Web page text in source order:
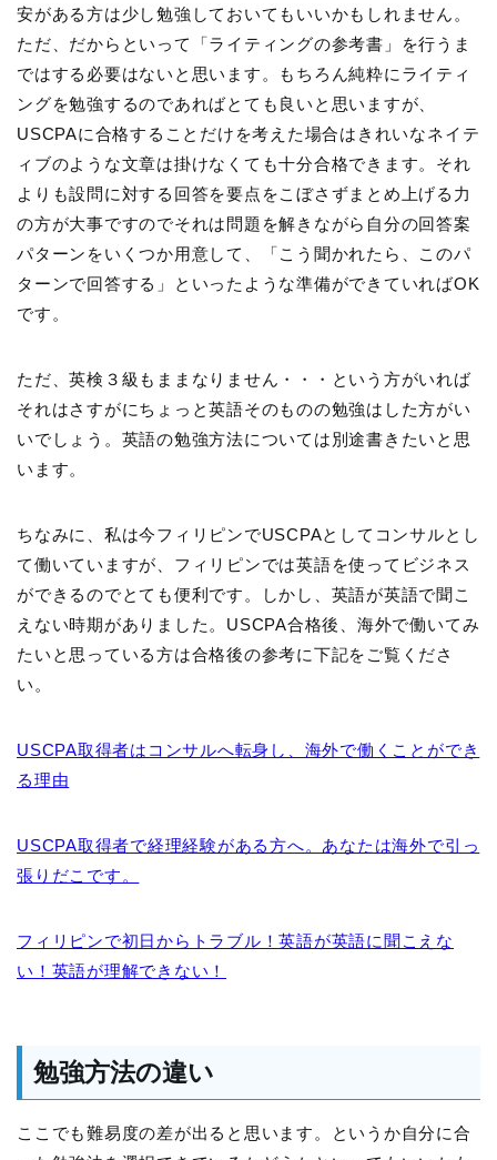
安がある方は少し勉強しておいてもいいかもしれません。
ただ、だからといって「ライティングの参考書」を行うま
ではする必要はないと思います。もちろん純粋にライティ
ングを勉強するのであればとても良いと思いますが、
USCPAに合格することだけを考えた場合はきれいなネイテ
ィブのような文章は掛けなくても十分合格できます。それ
よりも設問に対する回答を要点をこぼさずまとめ上げる力
の方が大事ですのでそれは問題を解きながら自分の回答案
パターンをいくつか用意して、「こう聞かれたら、このパ
ターンで回答する」といったような準備ができていればOK
です。
ただ、英検３級もままなりません・・・という方がいれば
それはさすがにちょっと英語そのものの勉強はした方がい
いでしょう。英語の勉強方法については別途書きたいと思
います。
ちなみに、私は今フィリピンでUSCPAとしてコンサルとし
て働いていますが、フィリピンでは英語を使ってビジネス
ができるのでとても便利です。しかし、英語が英語で聞こ
えない時期がありました。USCPA合格後、海外で働いてみ
たいと思っている方は合格後の参考に下記をご覧くださ
い。
USCPA取得者はコンサルへ転身し、海外で働くことができ
る理由
USCPA取得者で経理経験がある方へ。あなたは海外で引っ
張りだこです。
フィリピンで初日からトラブル！英語が英語に聞こえな
い！英語が理解できない！
勉強方法の違い
ここでも難易度の差が出ると思います。というか自分に合